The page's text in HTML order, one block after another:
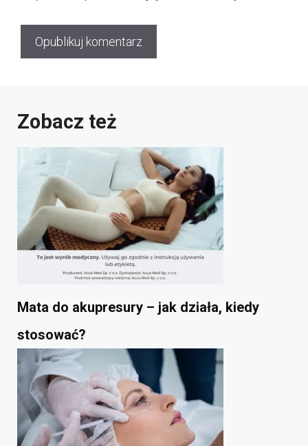
Zobacz też
Mata do akupresury – jak działa, kiedy
stosować?